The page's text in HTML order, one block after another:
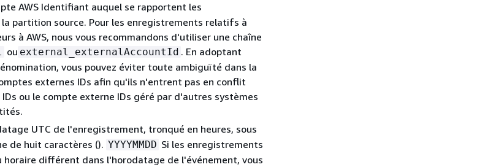
AWS Identifiant auquel se rapportent les
partition source. Pour les enregistrements relatifs à
à AWS, nous vous recommandons d'utiliser une chaîne
ou external_externalAccountId . En adoptant
vous pouvez éviter toute ambiguïté dans la
externes IDs afin qu'ils n'entrent pas en conflit
IDs ou le compte externe IDs géré par d'autres systèmes
UTC de l'enregistrement, tronqué en heures, sous
de huit caractères (). YYYYMMDD Si les enregistrements
horaire différent dans l'horodatage de l'événement, vous